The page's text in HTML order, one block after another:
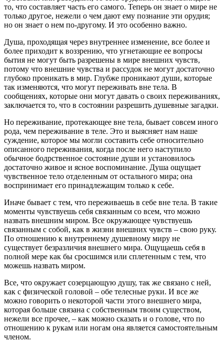
то, что составляет часть его самого. Теперь он знает о мире не
только другое, нежели о чем дают ему познание эти орудия;
но он знает о нем по-другому. И это особенно важно.
Душа, проходящая через внутреннее изменение, все более и
более приходит к воззрению, что угнетающие ее вопросы
бытия не могут быть разрешены в мире внешних чувств,
потому что внешние чувства и рассудок не могут достаточно
глубоко проникать в мир. Глубже проникают души, которые
так изменяются, что могут переживать вне тела. В
сообщениях, которые они могут давать о своих переживаниях,
заключается то, что в состоянии разрешить душевные загадки.
Но переживание, протекающее вне тела, бывает совсем иного
рода, чем переживание в теле. Это и выясняет нам наше
суждение, которое мы могли составить себе относительно
описанного переживания, когда после него наступило
обычное бодрственное состояние души и установилось
достаточно живое и ясное воспоминание. Душа ощущает
чувственное тело отделенным от остального мира; она
воспринимает его принадлежащим только к себе.
Иначе бывает с тем, что переживаешь в себе вне тела. В такие
моменты чувствуешь себя связанным со всем, что можно
назвать внешним миром. Все окружающее чувствуешь
связанным с собой, как в жизни внешних чувств – свою руку.
По отношению к внутреннему душевному миру не
существует безразличия внешнего мира. Ощущаешь себя в
полной мере как бы сросшимся или сплетенным с тем, что
можешь назвать миром.
Все, что окружает созерцающую душу, так же связано с ней,
как с физической головой – обе телесные руки. И все же
можно говорить о некоторой части этого внешнего мира,
которая больше связана с собственным твоим существом,
нежели все прочее, – как можно сказать и о голове, что по
отношению к рукам или ногам она является самостоятельным
членом.